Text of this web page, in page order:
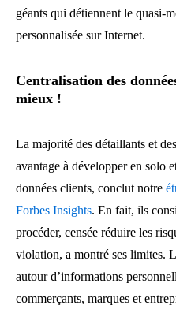
géants qui détiennent le quasi-
personnalisée sur Internet.
Centralisation des
mieux !
La majorité des détaillants et
avantage à développer en solo
données clients, conclut notre
Forbes Insights. En fait, ils
procéder, censée réduire les
violation, a montré ses limites.
autour d’informations
commerçants, marques et